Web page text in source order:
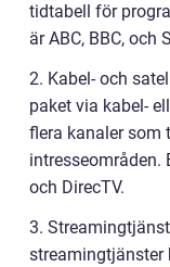
tidtabell för
är ABC, BBC, och
2. Kabel- och
paket via kabel-
flera kanaler som
intresseområden.
och DirecTV.
3.
streamingtjänster